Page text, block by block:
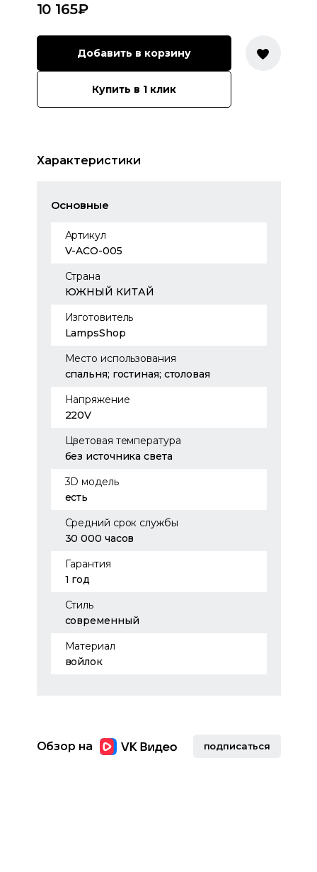
10 165₽
Добавить в корзину
Купить в 1 клик
Характеристики
Основные
Артикул
V-ACO-005
Страна
ЮЖНЫЙ КИТАЙ
Изготовитель
LampsShop
Место использования
спальня; гостиная; столовая
Напряжение
220V
Цветовая температура
без источника света
3D модель
есть
Средний срок службы
30 000 часов
Гарантия
1 год
Стиль
современный
Материал
войлок
Обзор на подписаться